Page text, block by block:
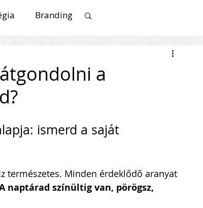
Branding
Munkaerőpiac
a
ismerd a saját
természetes. Minden érdeklődő aranyat
naptárad színültig van, pörögsz,